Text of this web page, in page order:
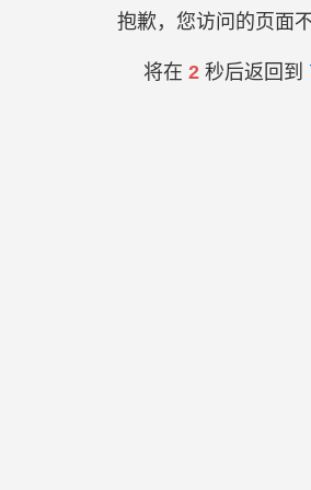
抱歉，您访问的页面不
将在 2秒后返回到